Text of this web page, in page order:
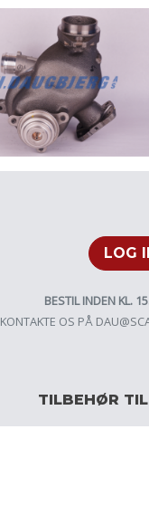
LOG
BESTIL INDEN KL.
OS PÅ
TILBEHØR